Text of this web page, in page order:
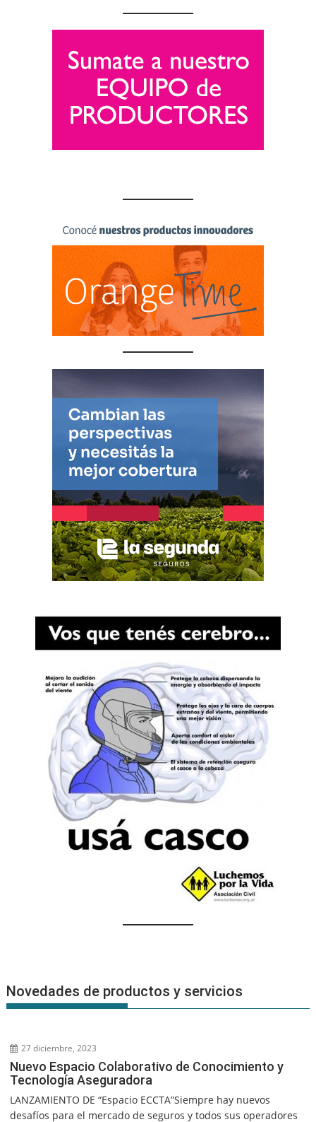
Novedades de productos y servicios
27 diciembre, 2023
Nuevo Espacio Colaborativo de Conocimiento y
Tecnología Aseguradora
LANZAMIENTO DE “Espacio ECCTA”Siempre hay nuevos
desafíos para el mercado de seguros y todos sus operadores